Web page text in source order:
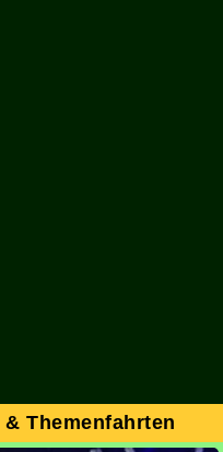
Themenfahrten